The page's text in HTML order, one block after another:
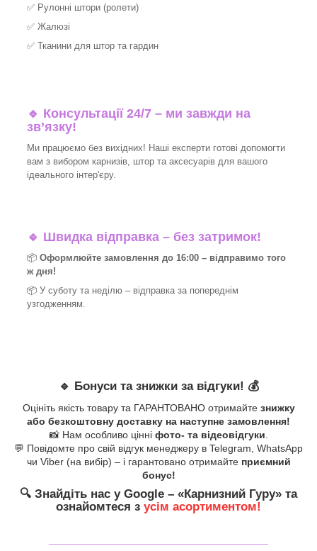
✅ Рулонні штори (ролети)
✅ Жалюзі
✅ Тканини для штор та гардин
🔹 Консультації 24/7 – ми завжди на
зв’язку!
Ми працюємо без вихідних! Наші експерти готові допомогти
вам з вибором карнизів, штор та аксесуарів для вашого
ідеального інтер'єру.​
🔹 Швидка відправка – без затримок!
📦 Оформлюйте замовлення до 16:00 – відправимо того
ж дня!
📦 У суботу та неділю – відправка за попереднім
узгодженням.
🔹 Бонуси та знижки за відгуки! 💰
Оцініть якість товару та ГАРАНТОВАНО отримайте знижку
або безкоштовну доставку на наступне замовлення!
📸 Нам особливо цінні фото- та відеовідгуки
💬 Повідомте про свій відгук менеджеру в Telegram, WhatsApp
чи Viber (на вибір) – і гарантовано отримайте приємний
бонус!
🔍 Знайдіть нас у Google – «Карнизний Гуру» та
ознайомтеся з усім асортиментом!